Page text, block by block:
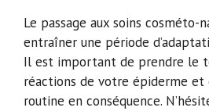
Le passage aux soins cosméto-
entraîner une période
Il est important de prendre le
réactions de votre épiderme et
routine en conséquence.